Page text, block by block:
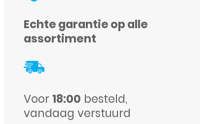
Echte garantie op alle
assortiment
Voor18:00 besteld,
vandaag verstuurd